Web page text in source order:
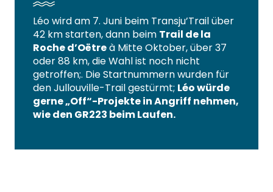
Léo wird am 7. Juni beim Transju’Trail über
42 km starten, dann beim Trail de la
Roche d’Oëtreà Mitte Oktober, über 37
oder 88 km, die Wahl ist noch nicht
getroffen;. Die Startnummern wurden für
den Jullouville-Trail gestürmt; Léo würde
gerne „Off“-Projekte in Angriff nehmen,
wie den GR223 beim Laufen.